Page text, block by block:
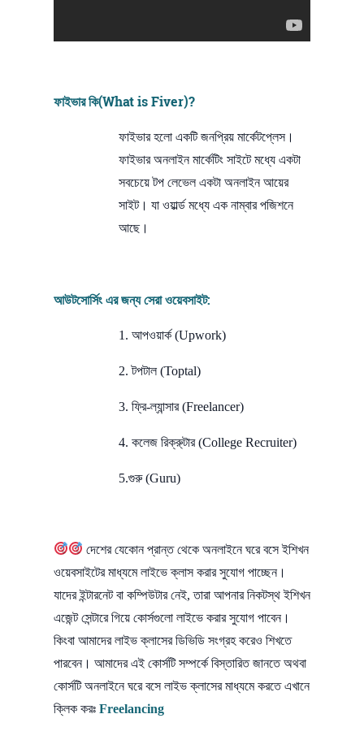
ফাইভার কি(What is Fiver)?
ফাইভার হলো একটি জনপ্রিয় মার্কেটপ্লেস।
ফাইভার অনলাইন মার্কেটিং সাইটে মধ্যে একটা
সবচেয়ে টপ লেভেল একটা অনলাইন আয়ের
সাইট। যা ওয়ার্ল্ড মধ্যে এক নাম্বার পজিশনে
আছে।
আউটসোর্সিং এর জন্য সেরা ওয়েবসাইট:
1. আপওয়ার্ক (Upwork)
2. টপটাল (Toptal)
3. ফ্রি-ল্যান্সার (Freelancer)
4. কলেজ রিক্রু্টার (College Recruiter)
5.গুরু (Guru)
দেশের যেকোন প্রান্ত থেকে অনলাইনে ঘরে বসে ইশিখন
ওয়েবসাইটের মাধ্যমে লাইভে ক্লাস করার সুযোগ পাচ্ছেন।
যাদের ইন্টারনেট বা কম্পিউটার নেই, তারা আপনার নিকটস্থ ইশিখন
এজেন্ট সেন্টারে গিয়ে কোর্সগুলো লাইভে করার সুযোগ পাবেন।
কিংবা আমাদের লাইভ ক্লাসের ডিভিডি সংগ্রহ করেও শিখতে
পারবেন। আমাদের এই কোর্সটি সম্পর্কে বিস্তারিত জানতে অথবা
কোর্সটি অনলাইনে ঘরে বসে লাইভ ক্লাসের মাধ্যমে করতে এখানে
ক্লিক করঃ Freelancing